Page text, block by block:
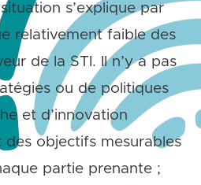
s’explique par
relativement faible des
de la STI. Il n’y a pas
ou de politiques
et d’innovation
des objectifs mesurables
partie prenante ;